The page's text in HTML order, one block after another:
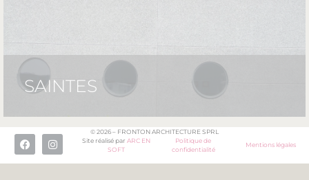
SAINTES
© 2026 – FRONTON ARCHITECTURE SPRL
Site réalisé par ARC EN
SOFT
Politique de
confidentialité
Mentions légales